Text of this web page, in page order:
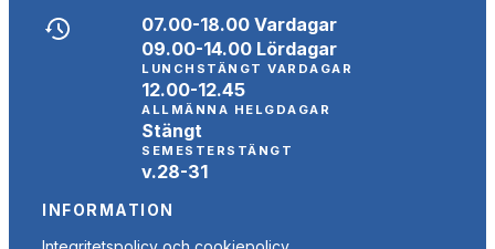
07.00-18.00 Vardagar
09.00-14.00 Lördagar
LUNCHSTÄNGT VARDAGAR
12.00-12.45
ALLMÄNNA HELGDAGAR
Stängt
SEMESTERSTÄNGT
v.28-31
INFORMATION